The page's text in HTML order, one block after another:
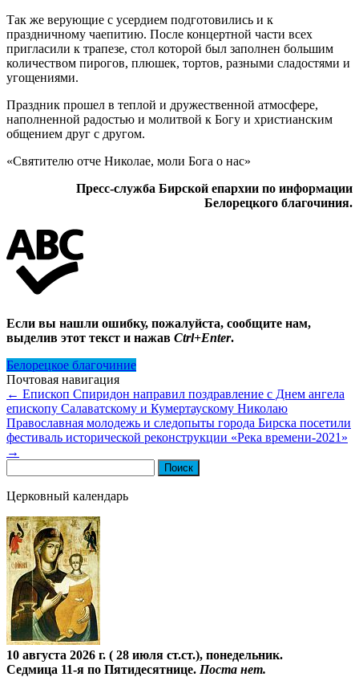
Так же верующие с усердием подготовились и к
праздничному чаепитию. После концертной части всех
пригласили к трапезе, стол которой был заполнен большим
количеством пирогов, плюшек, тортов, разными сладостями и
угощениями.
Праздник прошел в теплой и дружественной атмосфере,
наполненной радостью и молитвой к Богу и христианским
общением друг с другом.
«Святителю отче Николае, моли Бога о нас»
Пресс-служба Бирской епархии по информации
Белорецкого благочиния.
Если вы нашли ошибку, пожалуйста, сообщите нам,
выделив этот текст и нажав Ctrl+Enter.
Белорецкое благочиние
Почтовая навигация
← Епископ Спиридон направил поздравление с Днем ангела
епископу Салаватскому и Кумертаускому Николаю
Православная молодежь и следопыты города Бирска посетили
фестиваль исторической реконструкции «Река времени-2021»
→
Церковный календарь
10 августа 2026 г. ( 28 июля ст.ст.), понедельник.
Седмица 11-я по Пятидесятнице. Поста нет.